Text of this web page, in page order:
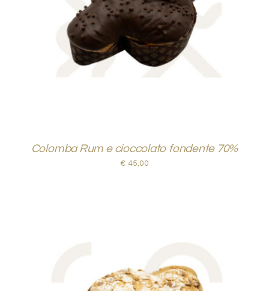
AGGIUNGI AL CARRELLO
DETTAGLI
Colomba Rum e cioccolato fondente 70%
€ 45,00